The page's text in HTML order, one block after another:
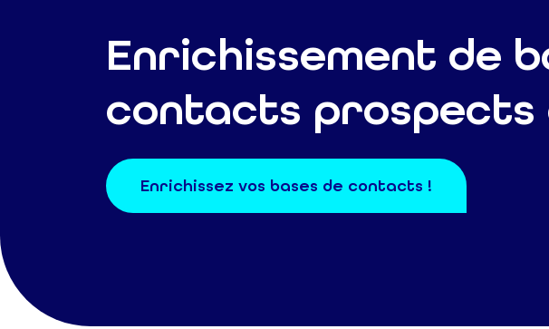
Enrichissement de
contacts prospects
Enrichissez vos bases de contacts !